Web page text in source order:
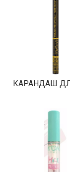
КАРАНДАШ